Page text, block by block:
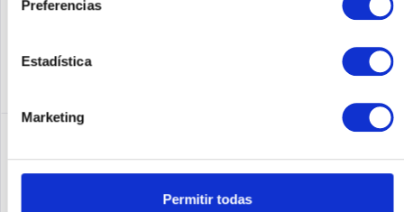
Preferencias
Estadística
Marketing
Permitir todas